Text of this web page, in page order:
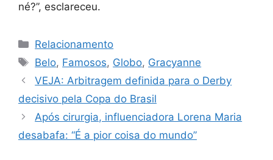
né?”, esclareceu.
Categorias
Relacionamento
Tags
Belo, Famosos, Globo, Gracyanne
VEJA: Arbitragem definida para o Derby
decisivo pela Copa do Brasil
Após cirurgia, influenciadora Lorena Maria
desabafa: “É a pior coisa do mundo”